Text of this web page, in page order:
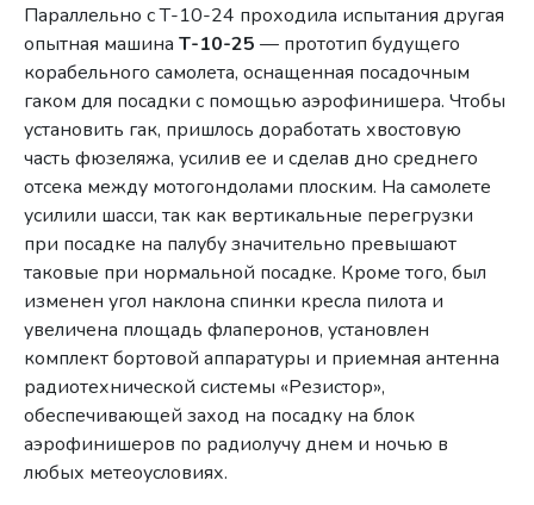
Параллельно с Т-10-24 проходила испытания другая
опытная машинаТ-10-25 — прототип будущего
корабельного самолета, оснащенная посадочным
гаком для посадки с помощью аэрофинишера. Чтобы
установить гак, пришлось доработать хвостовую
часть фюзеляжа, усилив ее и сделав дно среднего
отсека между мотогондолами плоским. На самолете
усилили шасси, так как вертикальные перегрузки
при посадке на палубу значительно превышают
таковые при нормальной посадке. Кроме того, был
изменен угол наклона спинки кресла пилота и
увеличена площадь флаперонов, установлен
комплект бортовой аппаратуры и приемная антенна
радиотехнической системы «Резистор»,
обеспечивающей заход на посадку на блок
аэрофинишеров по радиолучу днем и ночью в
любых метеоусловиях.